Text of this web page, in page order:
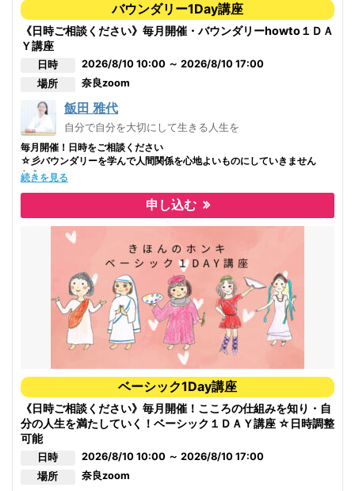
愛し方、愛され方の誤解に気付いていくことができる。
『引き寄せ』よりも先に、最も需要な、『受け取り』を習得すること
ができる。
人生に起こる出来事や、自分や人の言動の理由が解明する。
今まで無意識にやっていた自分の残念なやり方やパターンに気付くこ
とができ、どうやったらそこから抜け出していけるかが分かる。
感情の取り扱い方が分かる。
真の俯瞰の仕方が分かる
自分の人生の上手くいかせられない理由と原因を知り、その具体的な
対策法を手に入れることができる。
霊的真実と法則、この世のシステム、人の心や感情の仕組みが明確に
図解化された完全オリジナルテキストあり!！
いくつものワークで、自分のコミュニケーションスキルを上げること
ができる。
自分の本当の姿、真に生まれ持った性質（エッセンス）・強みを知る
ことができて、それらを人生でどう活かしていけばいいかが分かる。→魅
力・能力がアップする。
☆どうすれば自分を本当に幸せにしていけるかが分かります☆
是非、学んで知ってみてください。
一生あなたの役に立つ学びがここにあります。
【講師・LO美有紀の強み】
①HITキャラクトロジー心理学協会設立当初からの0期生講師。
今まで松山・東京・オンラインで全国の方々へのクラス開催。
②ベーシックマスターの上位資格グランドマスターとして、自
分もベーシックマスターになりたい方・収入を得ていきたい方へ
のビジネス構築サポート体制がある。
③協会上位クラスである1年間に及ぶヒーラークラス4回受講。
より「キャラクトロジー」の理解が深い。
バウンダリー1Day講座
《日時ご相談ください》毎月開催・バウンダリーhowto１ＤＡ
Ｙ講座
日時
2026/8/10 10:00 ～ 2026/8/10 17:00
場所
奈良zoom
飯田 雅代
自分で自分を大切にして生きる人生を
毎月開催！日時をご相談ください
☆彡バウンダリーを学んで人間関係を心地よいものにしていきません
か？
・パートナー、家族や親子関係で悩む
・職場で「断れない」「抱え込みすぎる」と感じている
・クライアントとのやり取りで疲れてしまう
・自分を後回しにしてしまう
☆ バウンダリー講座を受講すると…
・人間関係に余計な疲れを感じなくなる
・「自分を大切にしながら人と関わる」感覚が持てる
・家族・職場・友人など大切な人との関係がより楽になる
・自分の中に揺るがない指針ができ、生きやすくなる
私はこのバウンダリーの概念を知ったことで長い心身の療養生活から元気
になれたと感じています
それほど
人間関係はすべての悩みのきほん！だからとても大切な知識です
学びには終わりがなく、どんどん深まり、そして幸せも深まります
一緒にまなびませんか、お待ちしています
２日間での分割開催（３時間×２日間）でも開催可能です。
お気軽にお問い合わせください。
続きを見る
申し込む
ベーシック1Day講座
《日時ご相談ください》毎月開催！こころの仕組みを知り・自
分の人生を満たしていく！ベーシック１ＤＡＹ講座 ☆日時調整
可能
日時
2026/8/10 10:00 ～ 2026/8/10 17:00
場所
奈良zoom